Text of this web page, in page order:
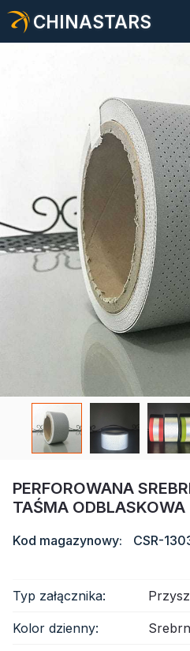
CHINASTARS
Materiał odblaskowy/
Modna tkanina
Odzież ochronna
Materiał świecący w
Przemysłowe mycie
Informacje o CHINASTARS
Nowy produkt
Katalog
Wideo
PERFOROWANA
TAŚMA ODBLASKOWA
Kod magazynowy: CSR-
Typ załącznika:
Kolor dzienny: